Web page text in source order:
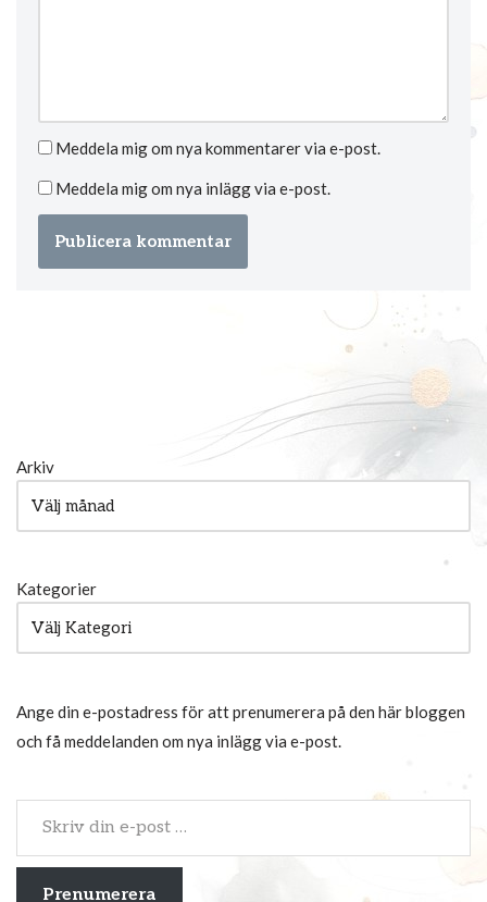
Meddela mig om nya kommentarer via e-post.
Meddela mig om nya inlägg via e-post.
Arkiv
Kategorier
Ange din e-postadress för att prenumerera på den här bloggen
och få meddelanden om nya inlägg via e-post.
Prenumerera